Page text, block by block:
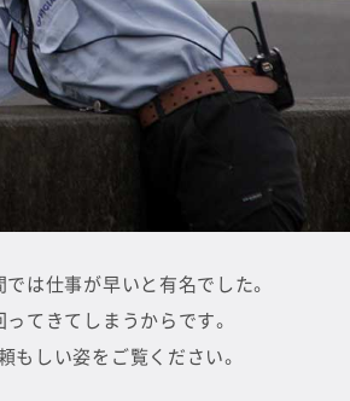
は仕事が早いと有名でした。
てきてしまうからです。
しい姿をご覧ください。